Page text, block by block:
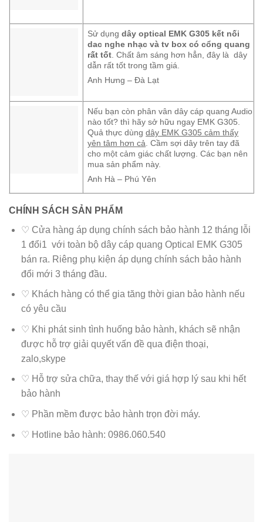
Sử dụngdây optical EMK G305 kết nối
dac nghe nhạc và tv box có cổng quang
rất tốt . Chất âm sáng hơn hẳn, đây là dây
dẫn rất tốt trong tầm giá.
Anh Hưng – Đà Lạt
Nếu bạn còn phân vân dây cáp quang Audio
nào tốt? thì hãy sở hữu ngay EMK G305.
Quả thực dùngdây EMK G305 cảm thấy
yên tâm hơn cả . Cầm sợi dây trên tay đã
cho một cảm giác chất lượng. Các bạn nên
mua sản phẩm này.
Anh Hà – Phú Yên
CHÍNH SÁCH SẢN PHẨM
♡ Cửa hàng áp dụng chính sách bảo hành 12 tháng lỗi
1 đổi1 với toàn bộ dây cáp quang Optical EMK G305
bán ra. Riêng phụ kiện áp dụng chính sách bảo hành
đổi mới 3 tháng đầu.
♡ Khách hàng có thể gia tăng thời gian bảo hành nếu
có yêu cầu
♡ Khi phát sinh tình huống bảo hành, khách sẽ nhận
được hỗ trợ giải quyết vấn đề qua điện thoại,
zalo,skype
♡ Hỗ trợ sửa chữa, thay thế với giá hợp lý sau khi hết
bảo hành
♡ Phần mềm được bảo hành trọn đời máy.
♡ Hotline bảo hành: 0986.060.540